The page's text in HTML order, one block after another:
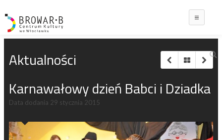
Aktualności
Karnawałowy dzień Babci i Dziadka
Data dodania 29 stycznia 2015